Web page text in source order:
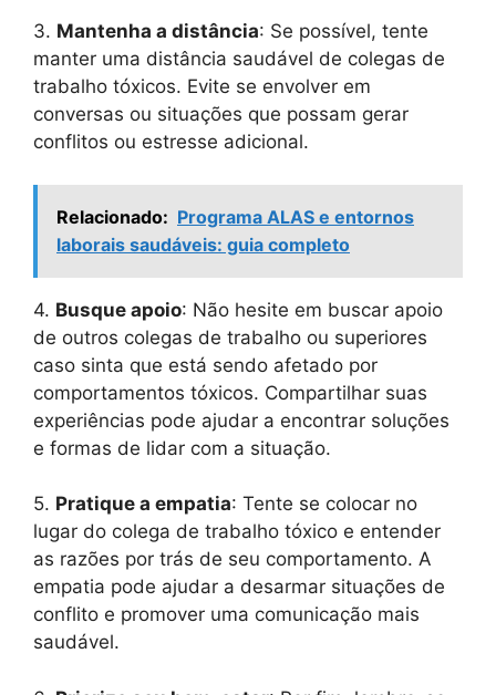
3. Mantenha a distância: Se possível, tente
manter uma distância saudável de colegas de
trabalho tóxicos. Evite se envolver em
conversas ou situações que possam gerar
conflitos ou estresse adicional.
Relacionado: Programa ALAS e entornos
laborais saudáveis: guia completo
4. Busque apoio: Não hesite em buscar apoio
de outros colegas de trabalho ou superiores
caso sinta que está sendo afetado por
comportamentos tóxicos. Compartilhar suas
experiências pode ajudar a encontrar soluções
e formas de lidar com a situação.
5. Pratique a empatia: Tente se colocar no
lugar do colega de trabalho tóxico e entender
as razões por trás de seu comportamento. A
empatia pode ajudar a desarmar situações de
conflito e promover uma comunicação mais
saudável.